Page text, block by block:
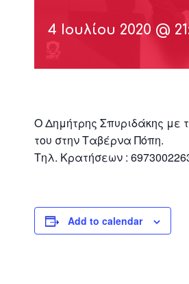
4 Ιουλίου 2020 @
Ο Δημήτρης Σπυριδάκης με
του στην Ταβέρνα Πόπη.
Τηλ. Κρατήσεων :
Add to calendar